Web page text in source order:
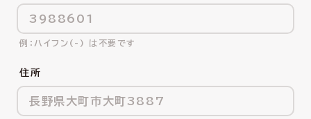
ハイフン(-) は不要です
住所